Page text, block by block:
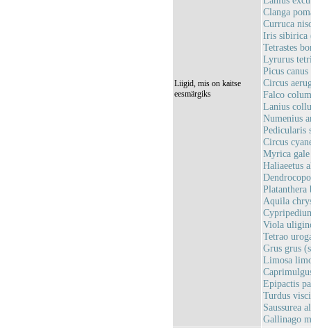
Liigid, mis on kaitse
eesmärgiks
Clanga
Curruca
Iris sibirica
Tetrastes
Lyrurus
Picus
Circus
Falco
Lanius
Numenius
Pedicularis
Circus
Myrica
Haliaeetus
Aquila
Viola
Tetrao
Grus grus
Limosa
Epipactis
Turdus
Saussurea
Gallinago